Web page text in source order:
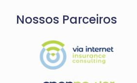
Nossos Parceiros